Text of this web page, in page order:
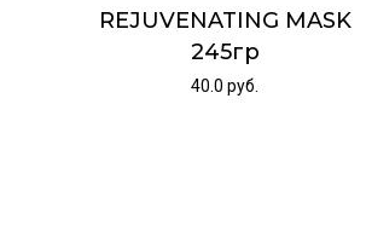
REJUVENATING MASK
245гр
40.0руб.